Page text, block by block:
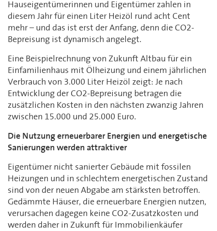
Hauseigentümerinnen und Eigentümer zahlen in
diesem Jahr für einen Liter Heizöl rund acht Cent
mehr – und das ist erst der Anfang, denn die CO2-
Bepreisung ist dynamisch angelegt.
Eine Beispielrechnung von Zukunft Altbau für ein
Einfamilienhaus mit Ölheizung und einem jährlichen
Verbrauch von 3.000 Liter Heizöl zeigt: Je nach
Entwicklung der CO2-Bepreisung betragen die
zusätzlichen Kosten in den nächsten zwanzig Jahren
zwischen 15.000 und 25.000 Euro.
Die Nutzung erneuerbarer Energien und energetische
Sanierungen werden attraktiver
Eigentümer nicht sanierter Gebäude mit fossilen
Heizungen und in schlechtem energetischen Zustand
sind von der neuen Abgabe am stärksten betroffen.
Gedämmte Häuser, die erneuerbare Energien nutzen,
verursachen dagegen keine CO2-Zusatzkosten und
werden daher in Zukunft für Immobilienkäufer